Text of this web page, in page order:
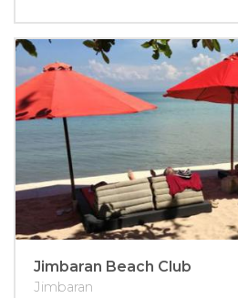
Jimbaran Beach Club
Jimbaran